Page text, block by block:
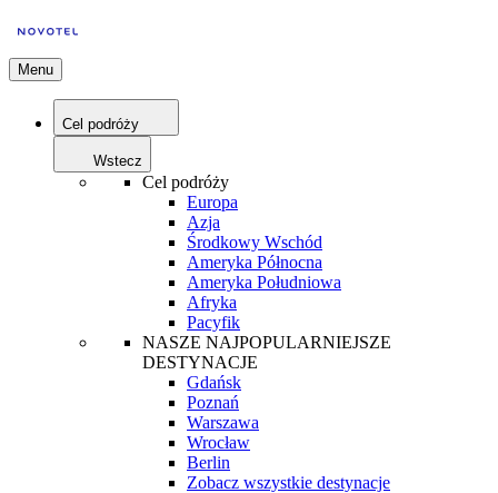
Menu
Cel podróży
Wstecz
Cel podróży
Europa
Azja
Środkowy Wschód
Ameryka Północna
Ameryka Południowa
Afryka
Pacyfik
NASZE NAJPOPULARNIEJSZE
DESTYNACJE
Gdańsk
Poznań
Warszawa
Wrocław
Berlin
Zobacz wszystkie destynacje